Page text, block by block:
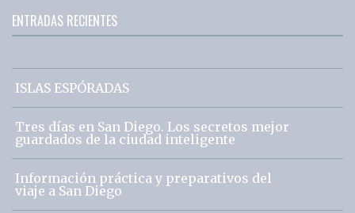
ENTRADAS RECIENTES
ISLAS ESPÓRADAS
Tres días en San Diego. Los secretos mejor
guardados de la ciudad inteligente
Información práctica y preparativos del
viaje a San Diego